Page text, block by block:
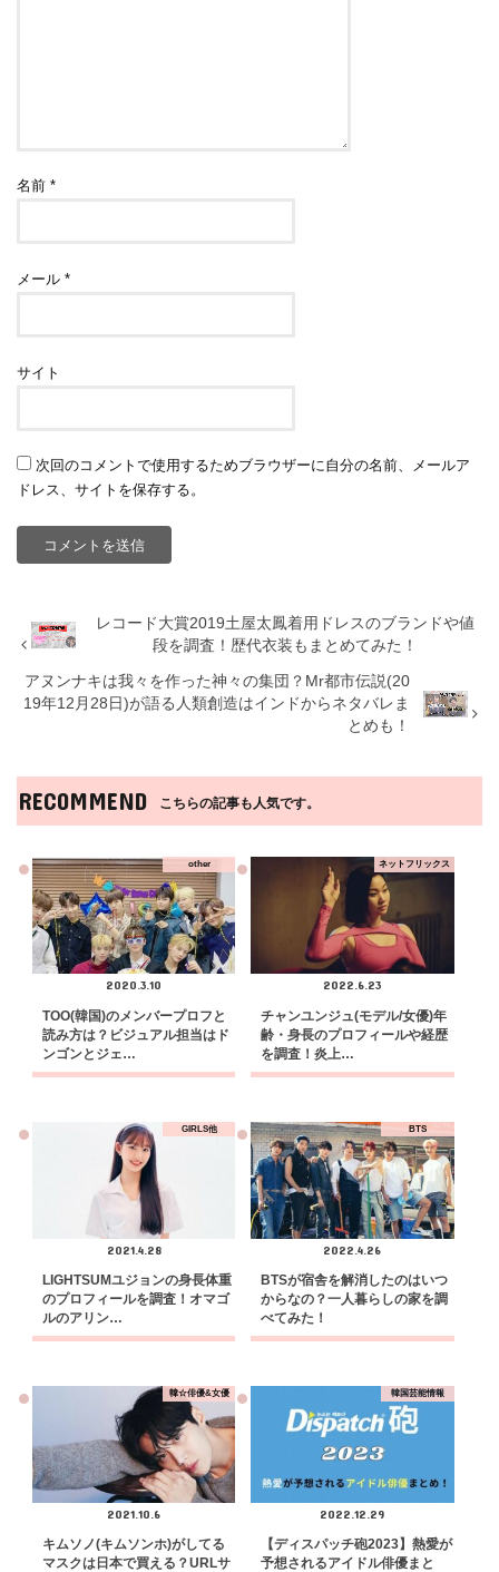
名前*
メール*
サイト
次回のコメントで使用するためブラウザーに自分の名前、メールア
ドレス、サイトを保存する。
レコード大賞2019土屋太鳳着用ドレスのブランドや値
段を調査！歴代衣装もまとめてみた！
アヌンナキは我々を作った神々の集団？Mr都市伝説(20
19年12月28日)が語る人類創造はインドからネタバレま
とめも！
RECOMMEND こちらの記事も人気です。
other
2020.3.10
TOO(韓国)のメンバープロフと
読み方は？ビジュアル担当はド
ンゴンとジェ…
ネットフリックス
2022.6.23
チャンユンジュ(モデル/女優)年
齢・身長のプロフィールや経歴
を調査！炎上…
GIRLS他
2021.4.28
LIGHTSUMユジョンの身長体重
のプロフィールを調査！オマゴ
ルのアリン…
BTS
2022.4.26
BTSが宿舎を解消したのはいつ
からなの？一人暮らしの家を調
べてみた！
韓☆俳優&女優
2021.10.6
キムソノ(キムソンホ)がしてる
マスクは日本で買える？URLサ
韓国芸能情報
2022.12.29
【ディスパッチ砲2023】熱愛が
予想されるアイドル俳優まと